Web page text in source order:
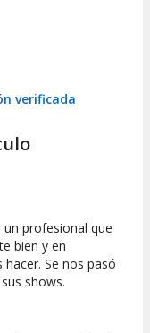
verificada
profesional que
bien y en
Se nos pasó
shows.